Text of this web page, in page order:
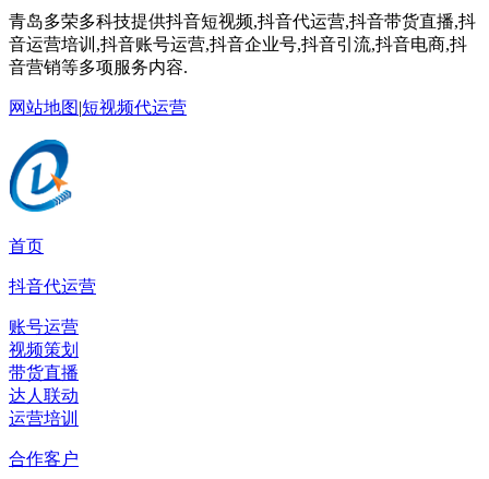
青岛多荣多科技提供抖音短视频,抖音代运营,抖音带货直播,抖
音运营培训,抖音账号运营,抖音企业号,抖音引流,抖音电商,抖
音营销等多项服务内容.
网站地图|短视频代运营
首页
抖音代运营
账号运营
视频策划
带货直播
达人联动
运营培训
合作客户